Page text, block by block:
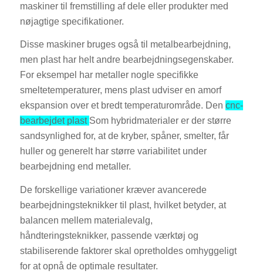
maskiner til fremstilling af dele eller produkter med
nøjagtige specifikationer.
Disse maskiner bruges også til metalbearbejdning,
men plast har helt andre bearbejdningsegenskaber.
For eksempel har metaller nogle specifikke
smeltetemperaturer, mens plast udviser en amorf
ekspansion over et bredt temperaturområde. Den cnc-
bearbejdet plast Som hybridmaterialer er der større
sandsynlighed for, at de kryber, spåner, smelter, får
huller og generelt har større variabilitet under
bearbejdning end metaller.
De forskellige variationer kræver avancerede
bearbejdningsteknikker til plast, hvilket betyder, at
balancen mellem materialevalg,
håndteringsteknikker, passende værktøj og
stabiliserende faktorer skal opretholdes omhyggeligt
for at opnå de optimale resultater.